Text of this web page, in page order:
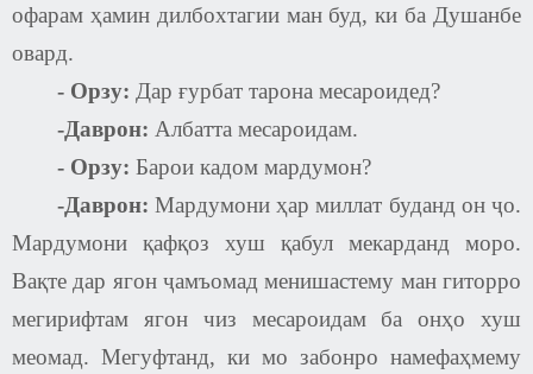
офарам ҳамин дилбохтагии ман буд, ки ба Душанбе
овард.
- Орзу: Дар ғурбат тарона месароидед?
-Даврон: Албатта месароидам.
- Орзу: Барои кадом мардумон?
-Даврон: Мардумони ҳар миллат буданд он ҷо.
Мардумони қафқоз хуш қабул мекарданд моро.
Вақте дар ягон ҷамъомад менишастему ман гиторро
мегирифтам ягон чиз месароидам ба онҳо хуш
меомад. Мегуфтанд, ки мо забонро намефаҳмему